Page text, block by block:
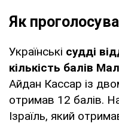
Як
Українські судді
кількість балів
Айдан Кассар із
отримав 12 балів.
Ізраїль, який